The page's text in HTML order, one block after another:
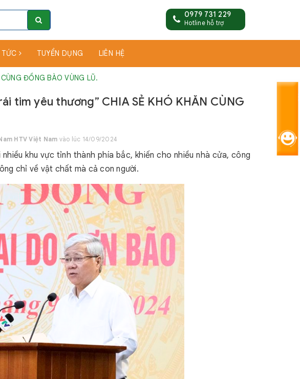
0979 731 229
Hotline hỗ trợ
TỨC TUYỂN DỤNG LIÊN HỆ
ĐỒNG BÀO VÙNG LŨ.
tim yêu thương” CHIA SẺ KHÓ KHĂN CÙNG
HTV Việt Nam vào lúc 14/09/2024
khu vực tỉnh thành phía bắc, khiến cho nhiều nhà cửa, công
chỉ về vật chất mà cả con người.